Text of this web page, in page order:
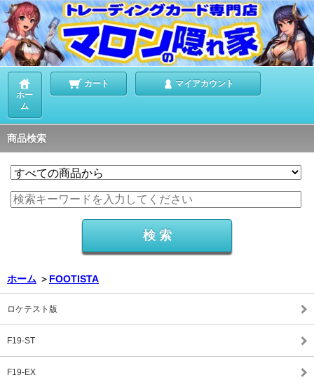
ホー
ム
カート マイアカウント
商品検索
ホーム ＞ FOOTISTA
ロケテスト版
F19-ST
F19-EX